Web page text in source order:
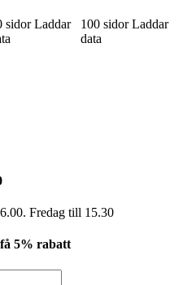
sidor Laddar
100 sidor Laddar
data
Fredag ​​till 15.30
5% rabatt